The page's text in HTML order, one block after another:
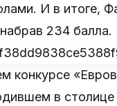
И в итоге,
234 балла.
конкурсе
в